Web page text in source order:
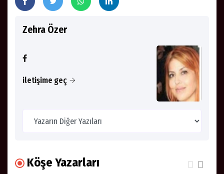
Zehra Özer
iletişime geç
Köşe Yazarları